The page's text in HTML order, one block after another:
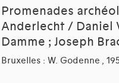
Promenades
Anderlecht / Daniel
Damme ; Joseph
Bruxelles : W. Godenne ,